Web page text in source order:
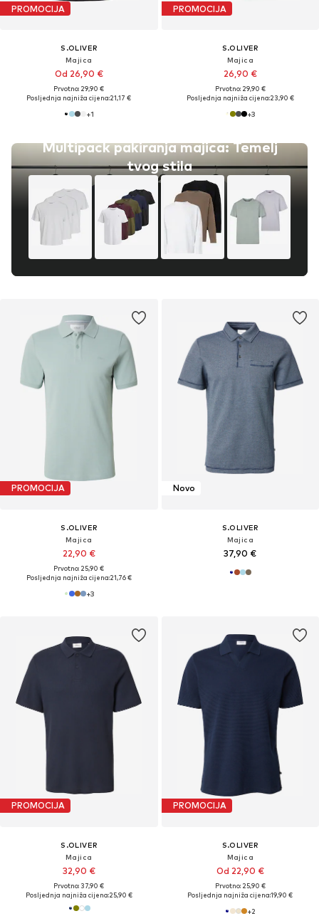
PROMOCIJA
S.OLIVER
Majica
Od 26,90 €
Prvotno: 29,90 €
Posljednja najniža cijena:21,17 €
+1
Multipack pakiranja majica: Temelj
tvog stila
PROMOCIJA
S.OLIVER
Majica
26,90 €
Prvotno: 29,90 €
Posljednja najniža cijena:23,90 €
+3
PROMOCIJA
S.OLIVER
Majica
22,90 €
Prvotno: 25,90 €
Posljednja najniža cijena:21,76 €
+3
Novo
S.OLIVER
Majica
37,90 €
PROMOCIJA
S.OLIVER
Majica
32,90 €
Prvotno: 37,90 €
Posljednja najniža cijena:25,90 €
PROMOCIJA
S.OLIVER
Majica
Od 22,90 €
Prvotno: 25,90 €
Posljednja najniža cijena:19,90 €
+2